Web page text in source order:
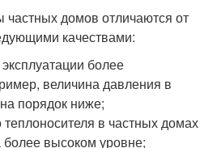
домов отличаются от
качествами:
более
величина давления в
порядок ниже;
в частных домах
более высоком уровне;